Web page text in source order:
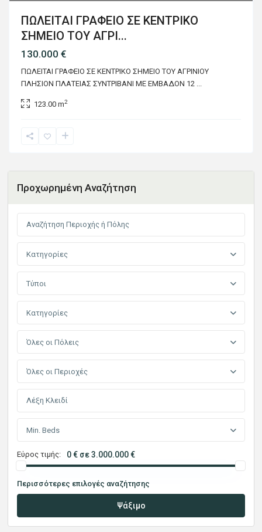
ΠΩΛΕΙΤΑΙ ΓΡΑΦΕΙΟ ΣΕ ΚΕΝΤΡΙΚΟ
ΣΗΜΕΙΟ ΤΟΥ ΑΓΡΙ...
130.000 €
ΠΩΛΕΙΤΑΙ ΓΡΑΦΕΙΟ ΣΕ ΚΕΝΤΡΙΚΟ ΣΗΜΕΙΟ ΤΟΥ ΑΓΡΙΝΙΟΥ
ΠΛΗΣΙΟΝ ΠΛΑΤΕΙΑΣ ΣΥΝΤΡΙΒΑΝΙ ΜΕ ΕΜΒΑΔΟΝ 12
123.00 m2
Προχωρημένη Αναζήτηση
Κατηγορίες
Τύποι
Κατηγορίες
Όλες οι Πόλεις
Όλες οι Περιοχές
Min. Beds
Εύρος τιμής: 0 € σε 3.000.000 €
Περισσότερες επιλογές αναζήτησης
Ψάξιμο